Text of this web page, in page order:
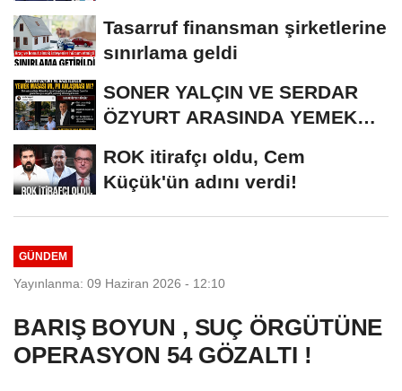
Tasarruf finansman şirketlerine
sınırlama geldi
SONER YALÇIN VE SERDAR
ÖZYURT ARASINDA YEMEK
ROK itirafçı oldu, Cem
Küçük'ün adını verdi!
GÜNDEM
Yayınlanma: 09 Haziran 2026 - 12:10
BARIŞ BOYUN , SUÇ ÖRGÜTÜNE
OPERASYON 54 GÖZALTI !